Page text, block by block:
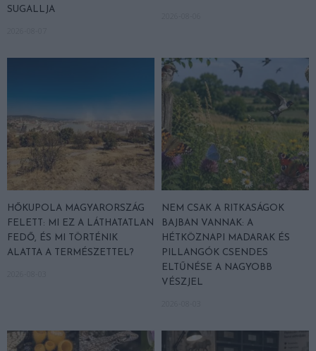
SUGALLJA
HŐKUPOLA MAGYARORSZÁG
FELETT: MI EZ A LÁTHATATLAN
FEDŐ, ÉS MI TÖRTÉNIK
ALATTA A TERMÉSZETTEL?
NEM CSAK A RITKASÁGOK
BAJBAN VANNAK: A
HÉTKÖZNAPI MADARAK ÉS
PILLANGÓK CSENDES
ELTŰNÉSE A NAGYOBB
VÉSZJEL